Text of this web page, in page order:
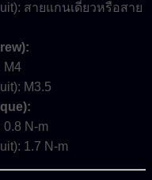
สายแกนเดี่ยวหรือสาย
M4
M3.5
0.8 N-m
1.7 N-m